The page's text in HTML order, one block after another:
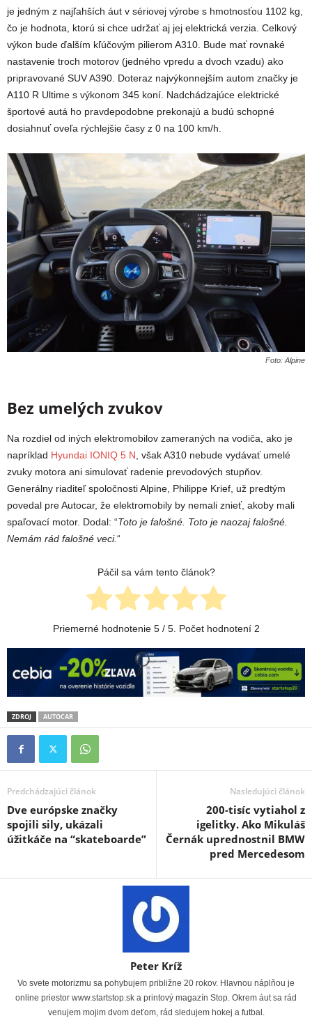
je jedným z najľahších áut v sériovej výrobe s hmotnosťou 1102 kg,
čo je hodnota, ktorú si chce udržať aj jej elektrická verzia. Celkový
výkon bude ďalším kľúčovým pilierom A310. Bude mať rovnaké
nastavenie troch motorov (jedného vpredu a dvoch vzadu) ako
pripravované SUV A390. Doteraz najvýkonnejším autom značky je
A110 R Ultime s výkonom 345 koní. Nadchádzajúce elektrické
športové autá ho pravdepodobne prekonajú a budú schopné
dosiahnuť oveľa rýchlejšie časy z 0 na 100 km/h.
Foto: Alpine
Bez umelých zvukov
Na rozdiel od iných elektromobilov zameraných na vodiča, ako je
napríklad Hyundai IONIQ 5 N, však A310 nebude vydávať umelé
zvuky motora ani simulovať radenie prevodových stupňov.
Generálny riaditeľ spoločnosti Alpine, Philippe Krief, už predtým
povedal pre Autocar, že elektromobily by nemali znieť, akoby mali
spaľovací motor. Dodal: “Toto je falošné. Toto je naozaj falošné.
Nemám rád falošné veci.“
Páčil sa vám tento článok?
Priemerné hodnotenie 5/ 5. Počet hodnotení 2
ZDROJ AUTOCAR
Predchádzajúci článok
Dve európske značky
spojili sily, ukázali
úžitkáče na “skateboarde”
Nasledujúci článok
200-tisíc vytiahol z
igelitky. Ako Mikuláš
Černák uprednostnil BMW
pred Mercedesom
Peter Kríž
Vo svete motorizmu sa pohybujem približne 20 rokov. Hlavnou náplňou je
online priestor www.startstop.sk a printový magazín Stop. Okrem áut sa rád
venujem mojim dvom deťom, rád sledujem hokej a futbal.